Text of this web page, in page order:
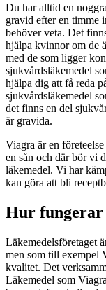
Du har alltid en
gravid efter en timme
behöver veta. Det
hjälpa kvinnor om de
med de som ligger
sjukvårdsläkemedel
hjälpa dig att få reda
sjukvårdsläkemedel
det finns en del
är gravida.
Viagra är en
en sån och där bör vi
läkemedel. Vi har
kan göra att bli
Hur fungerar
Läkemedelsföretaget
men som till exempel
kvalitet. Det
Läkemedel som